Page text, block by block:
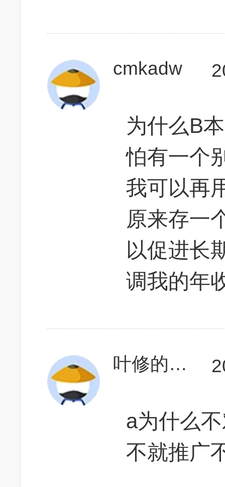
cmkadw
为什么B
怕有一个
我可以再
原来存一
以促进长
调我的年
叶修的手指
a为什么
不就推广